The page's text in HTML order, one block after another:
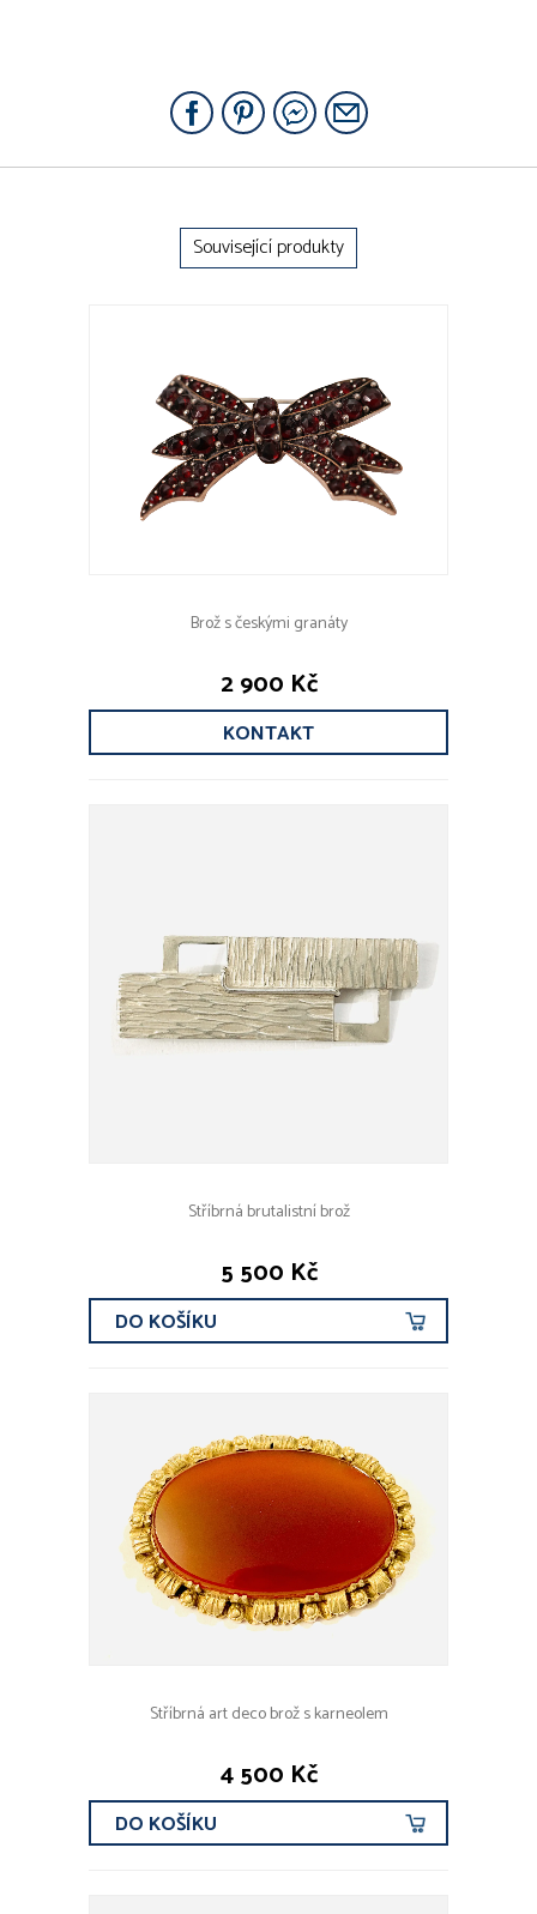
Související produkty
Brož s českými granáty
2 900 Kč
KONTAKT
Stříbrná brutalistní brož
5 500 Kč
DO KOŠÍKU
Stříbrná art deco brož s karneolem
4 500 Kč
DO KOŠÍKU